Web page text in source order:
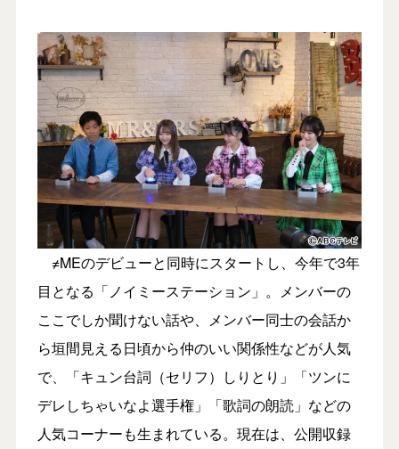
≠MEのデビューと同時にスタートし、今年で3年
目となる「ノイミーステーション」。メンバーの
ここでしか聞けない話や、メンバー同士の会話か
ら垣間見える日頃から仲のいい関係性などが人気
で、「キュン台詞（セリフ）しりとり」「ツンに
デレしちゃいなよ選手権」「歌詞の朗読」などの
人気コーナーも生まれている。現在は、公開収録